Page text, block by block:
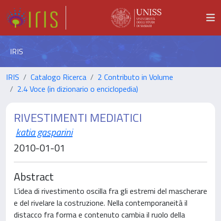
IRIS
IRIS Catalogo Ricerca
2 Contributo in Volume
2.4 Voce (in dizionario o enciclopedia)
RIVESTIMENTI MEDIATICI
katia gasparini
2010-01-01
Abstract
L’idea di rivestimento oscilla fra gli estremi del mascherare
e del rivelare la costruzione. Nella contemporaneità il
distacco fra forma e contenuto cambia il ruolo della